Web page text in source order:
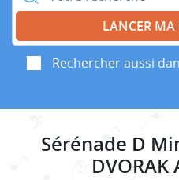
Rechercher aussi
Sérénade D
DVORAK